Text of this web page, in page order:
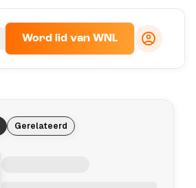
Word lid van WNL
Gerelateerd